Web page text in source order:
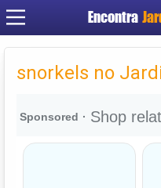
Encontra
snorkels no